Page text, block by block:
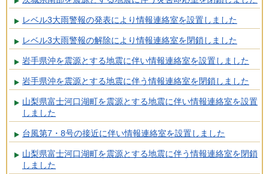
レベル3大雨警報の発表により情報連絡室を設置しました
レベル3大雨警報の解除により情報連絡室を閉鎖しました
岩手県沖を震源とする地震に伴い情報連絡室を設置しました
岩手県沖を震源とする地震に伴う情報連絡室を閉鎖しました
山梨県富士河口湖町を震源とする地震に伴い情報連絡室を設置
しました
台風第7・8号の接近に伴い情報連絡室を設置しました
山梨県富士河口湖町を震源とする地震に伴う情報連絡室を閉鎖
しました